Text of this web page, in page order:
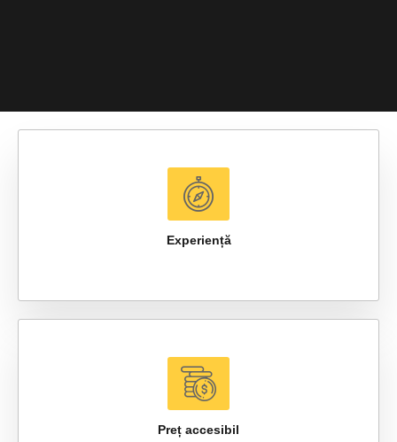
Experiență
Preț accesibil